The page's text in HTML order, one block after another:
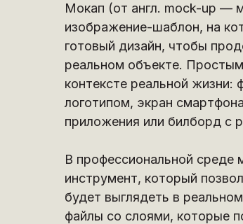
Мокап (от англ. mock-up —
изображение-шаблон, на
готовый дизайн, чтобы
реальном объекте.
контексте реальной жизни:
логотипом, экран
приложения или билборд с
В профессиональной среде
инструмент, который
будет выглядеть в
файлы со слоями, которые